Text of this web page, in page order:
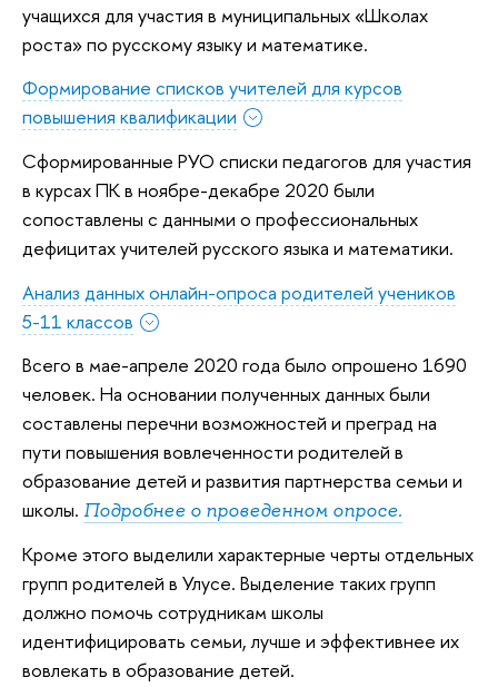
учащихся для участия в муниципальных «Школах
роста» по русскому языку и математике.
Формирование списков учителей для курсов
повышения квалификации
Сформированные РУО списки педагогов для участия
в курсах ПК в ноябре-декабре 2020 были
сопоставлены с данными о профессиональных
дефицитах учителей русского языка и математики.
Анализ данных онлайн-опроса родителей учеников
5-11 классов
Всего в мае-апреле 2020 года было опрошено 1690
человек. На основании полученных данных были
составлены перечни возможностей и преград на
пути повышения вовлеченности родителей в
образование детей и развития партнерства семьи и
школы. Подробнее о проведенном опросе.
Кроме этого выделили характерные черты отдельных
групп родителей в Улусе. Выделение таких групп
должно помочь сотрудникам школы
идентифицировать семьи, лучше и эффективнее их
вовлекать в образование детей.